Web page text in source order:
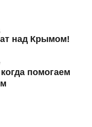
над Крымом!
помогаем